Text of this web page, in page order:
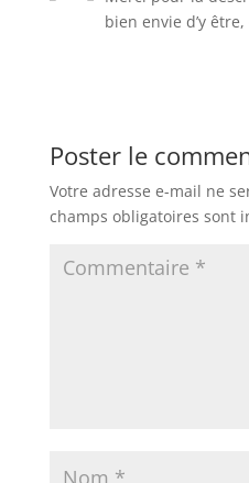
bien envie d’y
Poster le
Votre adresse e-mail ne
champs obligatoires sont